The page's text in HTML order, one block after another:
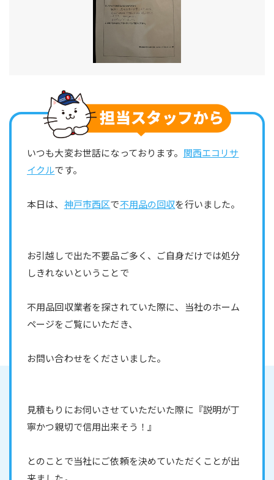
いつも大変お世話になっております。 関西エコリサ
イクルです。
本日は、 神戸市西区で不用品の回収を行いました。
お引越しで出た不要品ご多く、ご自身だけでは処分
しきれないということで
不用品回収業者を探されていた際に、当社のホーム
ページをご覧にいただき、
お問い合わせをくださいました。
見積もりにお伺いさせていただいた際に『説明が丁
寧かつ親切で信用出来そう！』
とのことで当社にご依頼を決めていただくことが出